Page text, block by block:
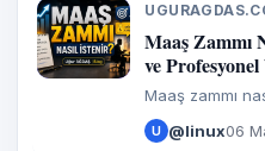
U
Maaş Zammı
ve
Maaş zammı
enflasyonun
çalışanların en
U @linux06